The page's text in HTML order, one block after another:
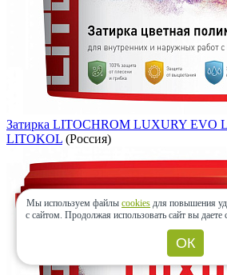
Затирка LITOCHROM LUXURY EVO
LITOKOL (Россия)
Мы используем файлы cookies для повышения
с сайтом. Продолжая использовать сайт вы даете
ОК